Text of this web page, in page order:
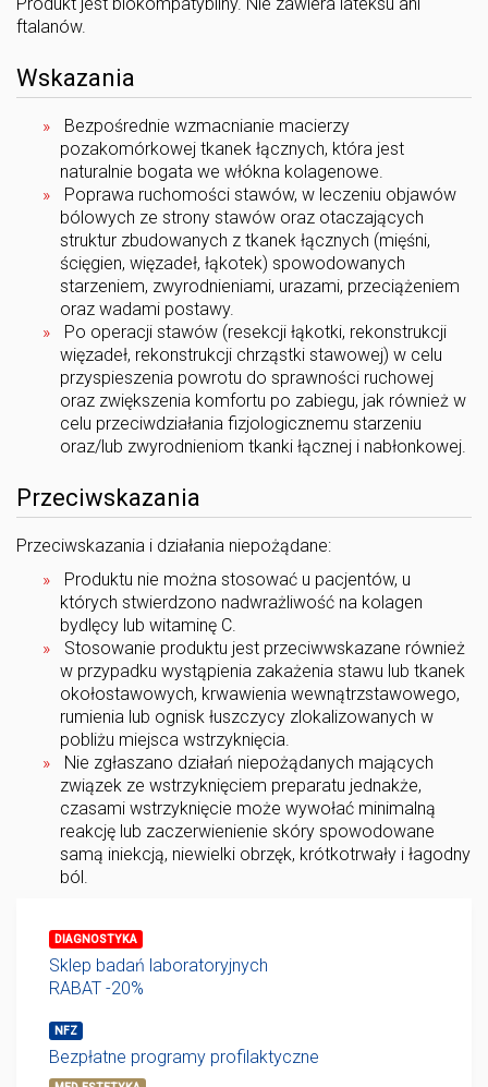
ftalanów.
Wskazania
Bezpośrednie wzmacnianie macierzy
pozakomórkowej tkanek łącznych, która jest
naturalnie bogata we włókna kolagenowe.
Poprawa ruchomości stawów, w leczeniu objawów
bólowych ze strony stawów oraz otaczających
struktur zbudowanych z tkanek łącznych (mięśni,
ścięgien, więzadeł, łąkotek) spowodowanych
starzeniem, zwyrodnieniami, urazami, przeciążeniem
oraz wadami postawy.
Po operacji stawów (resekcji łąkotki, rekonstrukcji
więzadeł, rekonstrukcji chrząstki stawowej) w celu
przyspieszenia powrotu do sprawności ruchowej
oraz zwiększenia komfortu po zabiegu, jak również w
celu przeciwdziałania fizjologicznemu starzeniu
oraz/lub zwyrodnieniom tkanki łącznej i nabłonkowej.
Przeciwskazania
Przeciwskazania i działania niepożądane:
Produktu nie można stosować u pacjentów, u
których stwierdzono nadwrażliwość na kolagen
bydlęcy lub witaminę C.
Stosowanie produktu jest przeciwwskazane również
w przypadku wystąpienia zakażenia stawu lub tkanek
okołostawowych, krwawienia wewnątrzstawowego,
rumienia lub ognisk łuszczycy zlokalizowanych w
pobliżu miejsca wstrzyknięcia.
Nie zgłaszano działań niepożądanych mających
związek ze wstrzyknięciem preparatu jednakże,
czasami wstrzyknięcie może wywołać minimalną
reakcję lub zaczerwienienie skóry spowodowane
samą iniekcją, niewielki obrzęk, krótkotrwały i łagodny
ból.
DIAGNOSTYKA
Sklep badań laboratoryjnych
RABAT -20%
NFZ
Bezpłatne programy profilaktyczne